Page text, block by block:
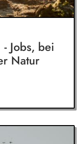
Jobs, bei
Natur